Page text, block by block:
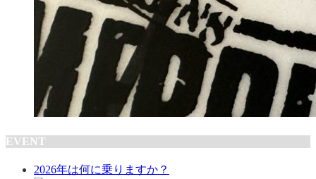
EVENT
2026年は何に乗りますか？